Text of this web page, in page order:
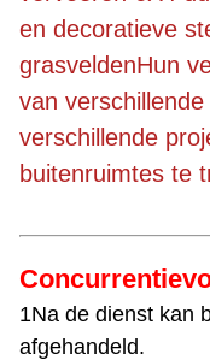
en decoratieve
grasveldenHun
van
verschillende
buitenruimtes te
1Na de dienst kan
afgehandeld.